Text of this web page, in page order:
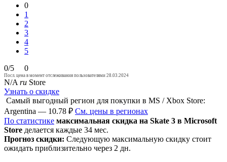
0
1
2
3
4
5
0/5 0
Посл. цена в момент отслеживания пользователями 28.03.2024
N/A ru Store
Узнать о скидке
Самый выгодный регион для покупки в MS / Xbox Store:
Argentina — 10.78 ₽ См. цены в регионах
По статистике максимальная скидка на Skate 3 в Microsoft
Store делается каждые 34 мес.
Прогноз скидки: Следующую максимальную скидку стоит
ожидать приблизительно через 2 дн.